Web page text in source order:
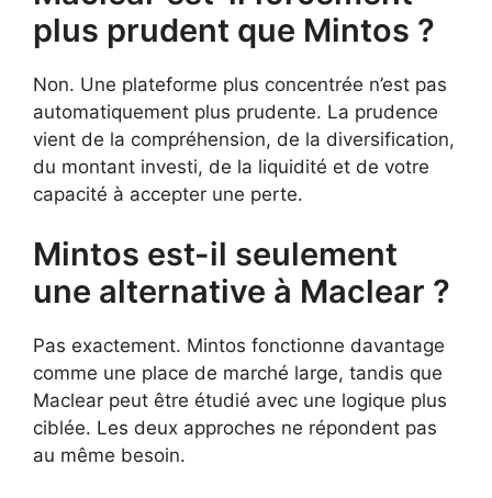
plus prudent que Mintos ?
Non. Une plateforme plus concentrée n’est pas
automatiquement plus prudente. La prudence
vient de la compréhension, de la diversification,
du montant investi, de la liquidité et de votre
capacité à accepter une perte.
Mintos est-il seulement
une alternative à Maclear ?
Pas exactement. Mintos fonctionne davantage
comme une place de marché large, tandis que
Maclear peut être étudié avec une logique plus
ciblée. Les deux approches ne répondent pas
au même besoin.